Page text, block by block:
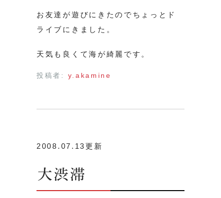
お友達が遊びにきたのでちょっとド
ライブにきました。
天気も良くて海が綺麗です。
投稿者: y.akamine
2008.07.13更新
大渋滞